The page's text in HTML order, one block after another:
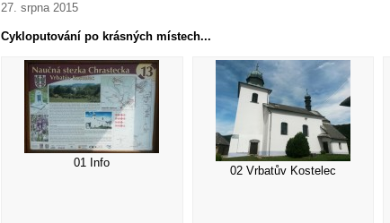
27. srpna 2015
Cykloputování po krásných místech...
01 Info
02 Vrbatův Kostelec